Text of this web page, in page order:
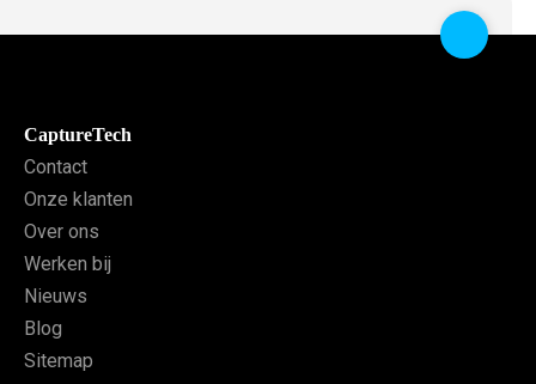
CaptureTech
Contact
Onze klanten
Over ons
Werken bij
Nieuws
Blog
Sitemap